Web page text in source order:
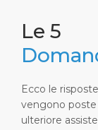
Le 5
Ecco le
vengono
ulteriore